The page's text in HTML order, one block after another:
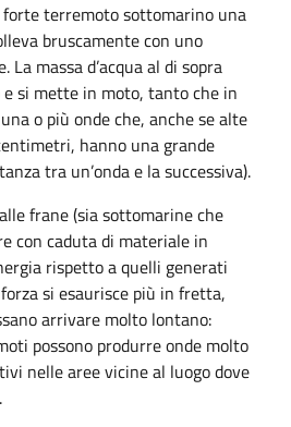
terremoto sottomarino una
bruscamente con uno
massa d’acqua al di sopra
si mette in moto, tanto che in
o più onde che, anche se alte
hanno una grande
tra un’onda e la successiva).
frane (sia sottomarine che
con caduta di materiale in
rispetto a quelli generati
si esaurisce più in fretta,
arrivare molto lontano:
possono produrre onde molto
nelle aree vicine al luogo dove